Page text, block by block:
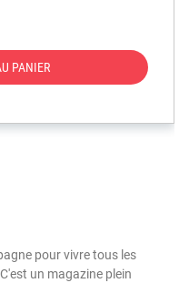
PANIER
pour vivre tous les
un magazine plein